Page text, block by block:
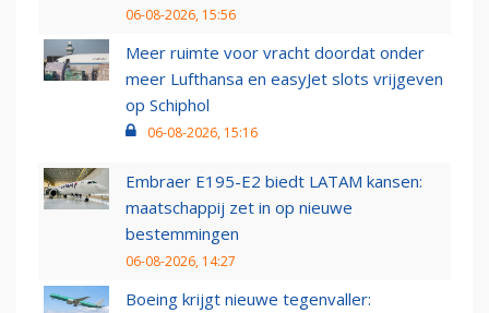
06-08-2026, 15:56
Meer ruimte voor vracht doordat onder
meer Lufthansa en easyJet slots vrijgeven
op Schiphol
06-08-2026, 15:16
Embraer E195-E2 biedt LATAM kansen:
maatschappij zet in op nieuwe
bestemmingen
06-08-2026, 14:27
Boeing krijgt nieuwe tegenvaller: